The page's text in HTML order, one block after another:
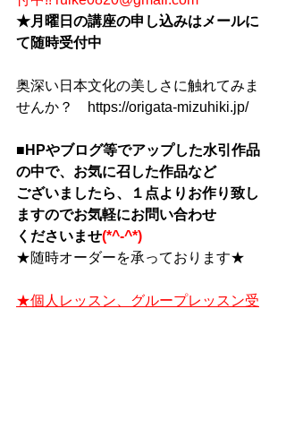
★月曜日の講座の申し込みはメールに
て随時受付中
奥深い日本文化の美しさに触れてみま
せんか？　https://origata-mizuhiki.jp/
■HPやブログ等でアップした水引作品
の中で、お気に召した作品など
ございましたら、１点よりお作り致し
ますのでお気軽にお問い合わせ
くださいませ(*^-^*)
★随時オーダーを承っております★
★個人レッスン、グループレッスン受